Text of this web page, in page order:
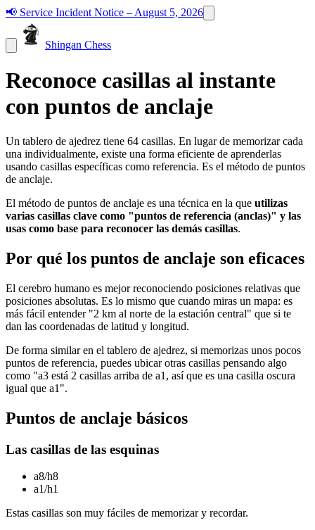
📢 Service Incident Notice – August 5, 2026
Shingan Chess
Reconoce casillas al instante
con puntos de anclaje
Un tablero de ajedrez tiene 64 casillas. En lugar de memorizar cada
una individualmente, existe una forma eficiente de aprenderlas
usando casillas específicas como referencia. Es el método de puntos
de anclaje.
El método de puntos de anclaje es una técnica en la que utilizas
varias casillas clave como "puntos de referencia (anclas)" y las
usas como base para reconocer las demás casillas.
Por qué los puntos de anclaje son eficaces
El cerebro humano es mejor reconociendo posiciones relativas que
posiciones absolutas. Es lo mismo que cuando miras un mapa: es
más fácil entender "2 km al norte de la estación central" que si te
dan las coordenadas de latitud y longitud.
De forma similar en el tablero de ajedrez, si memorizas unos pocos
puntos de referencia, puedes ubicar otras casillas pensando algo
como "a3 está 2 casillas arriba de a1, así que es una casilla oscura
igual que a1".
Puntos de anclaje básicos
Las casillas de las esquinas
a8/h8
a1/h1
Estas casillas son muy fáciles de memorizar y recordar.